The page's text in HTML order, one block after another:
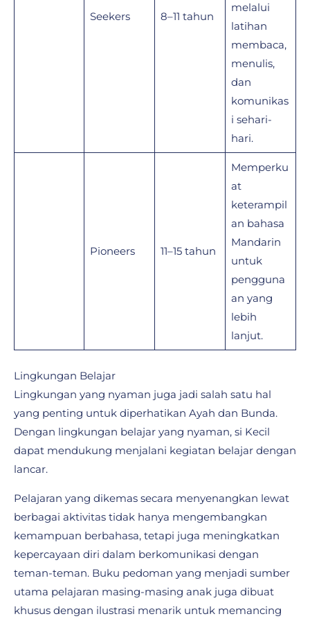
Seekers 8–11 tahun
melalui
latihan
membaca,
menulis,
dan
komunikas
i sehari-
hari.
Pioneers 11–15 tahun
Memperku
at
keterampil
an bahasa
Mandarin
untuk
pengguna
an yang
lebih
lanjut.
Lingkungan Belajar
Lingkungan yang nyaman juga jadi salah satu hal
yang penting untuk diperhatikan Ayah dan Bunda.
Dengan lingkungan belajar yang nyaman, si Kecil
dapat mendukung menjalani kegiatan belajar dengan
lancar.
Pelajaran yang dikemas secara menyenangkan lewat
berbagai aktivitas tidak hanya mengembangkan
kemampuan berbahasa, tetapi juga meningkatkan
kepercayaan diri dalam berkomunikasi dengan
teman-teman. Buku pedoman yang menjadi sumber
utama pelajaran masing-masing anak juga dibuat
khusus dengan ilustrasi menarik untuk memancing